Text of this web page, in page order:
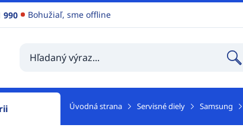
990 Bohužiaľ, sme offline
Úvodná strana Servisné diely Samsung